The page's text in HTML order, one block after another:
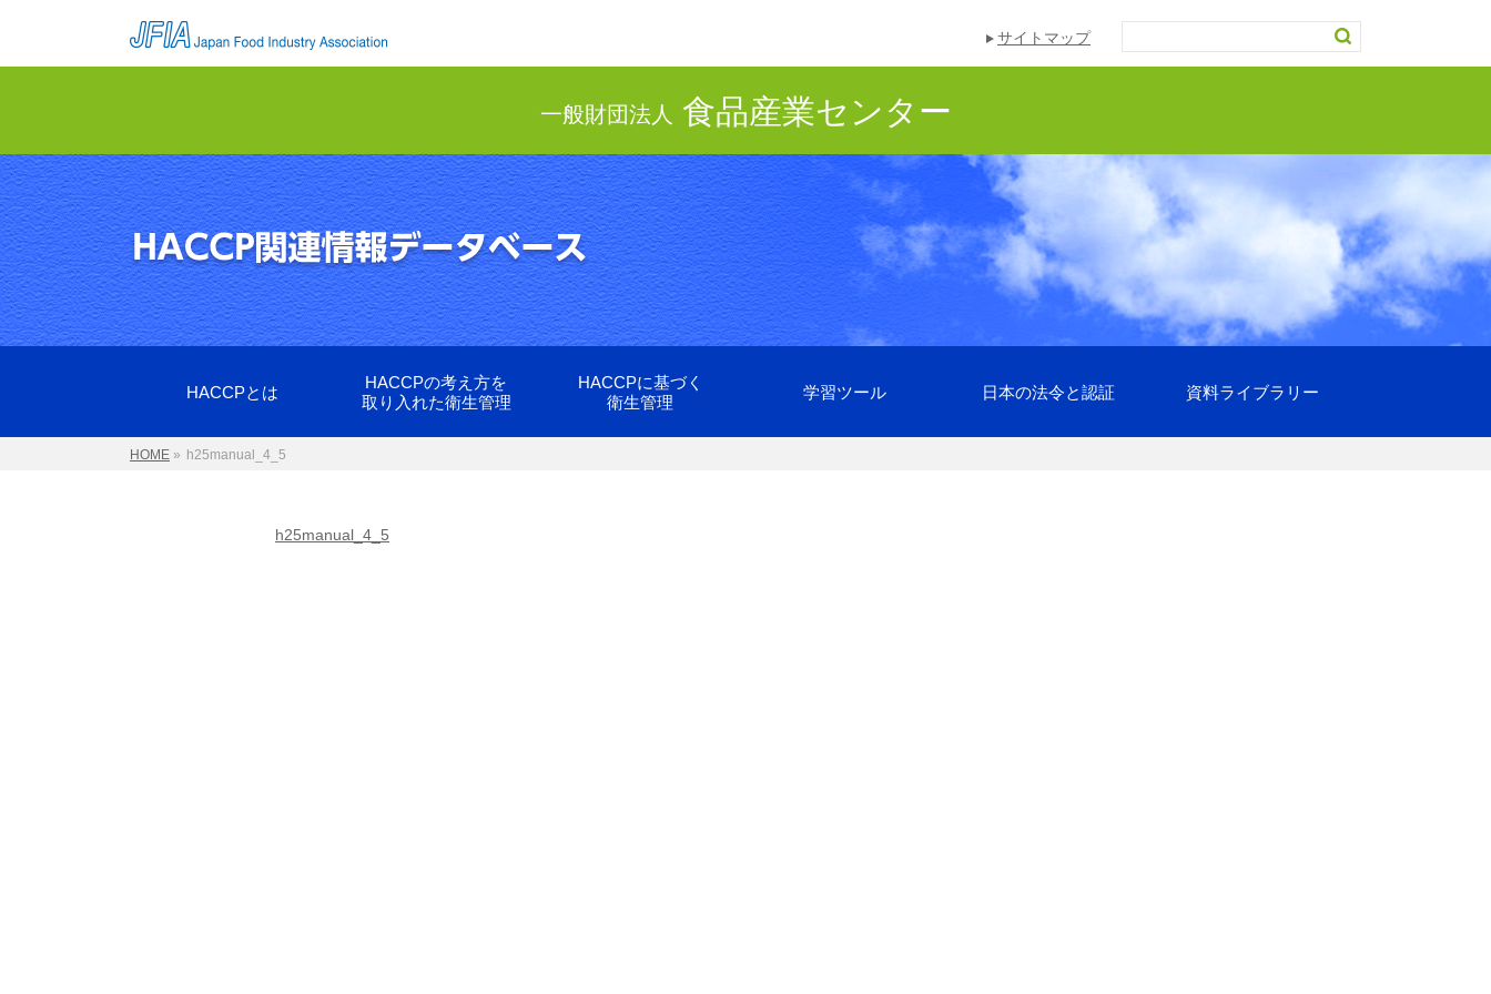
サイトマップ
一般財団法人 食品産業センター
HACCPとは
HACCPの考え方を
取り入れた衛生管理
HACCPに基づく
衛生管理
学習ツール 日本の法令と認証 資料ライブラリー
HOME » h25manual_4_5
h25manual_4_5